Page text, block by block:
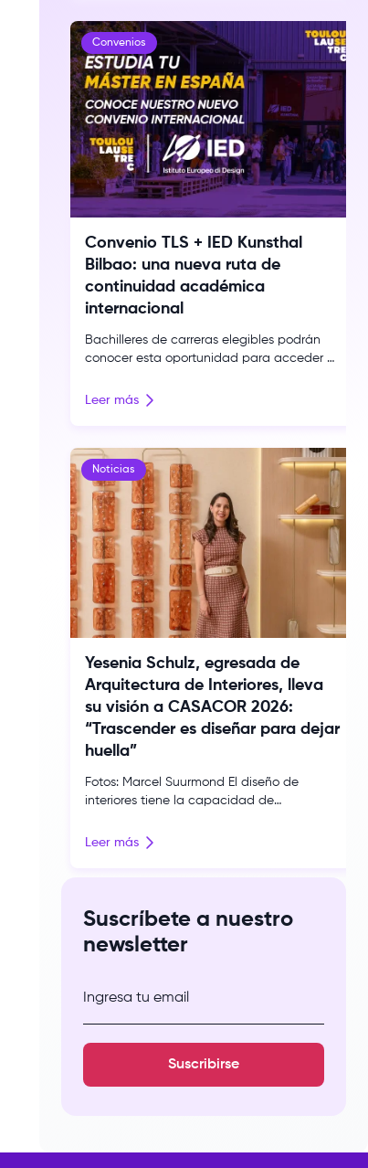
Suscríbete a nuestro
newsletter
Ingresa tu email
Suscribirse
con el archivo, la instalación y otros
lenguajes para interrogar la memoria, la
identidad y el territorio. Esa búsqueda […]
Convenios
Convenio TLS + IED Kunsthal
Bilbao: una nueva ruta de
continuidad académica
internacional
Bachilleres de carreras elegibles podrán
conocer esta oportunidad para acceder a
modalidad 4+1 con un descuento exclusivo.
para su comunidad gracias al convenio
firmado con IED Kunsthal Bilbao, institución
que forma parte del Istituto Europeo di
Design (IED), reconocido […]
Leer más
Noticias
Yesenia Schulz, egresada de
Arquitectura de Interiores, lleva
su visión a CASACOR 2026:
“Trascender es diseñar para dejar
huella”
Fotos: Marcel Suurmond El diseño de
interiores tiene la capacidad de
construir memorias y dejar una marca en
escuela, presentó Trascender en CASACOR
Perú 2026, una propuesta que invita a
experimentar el diseño […]
Leer más